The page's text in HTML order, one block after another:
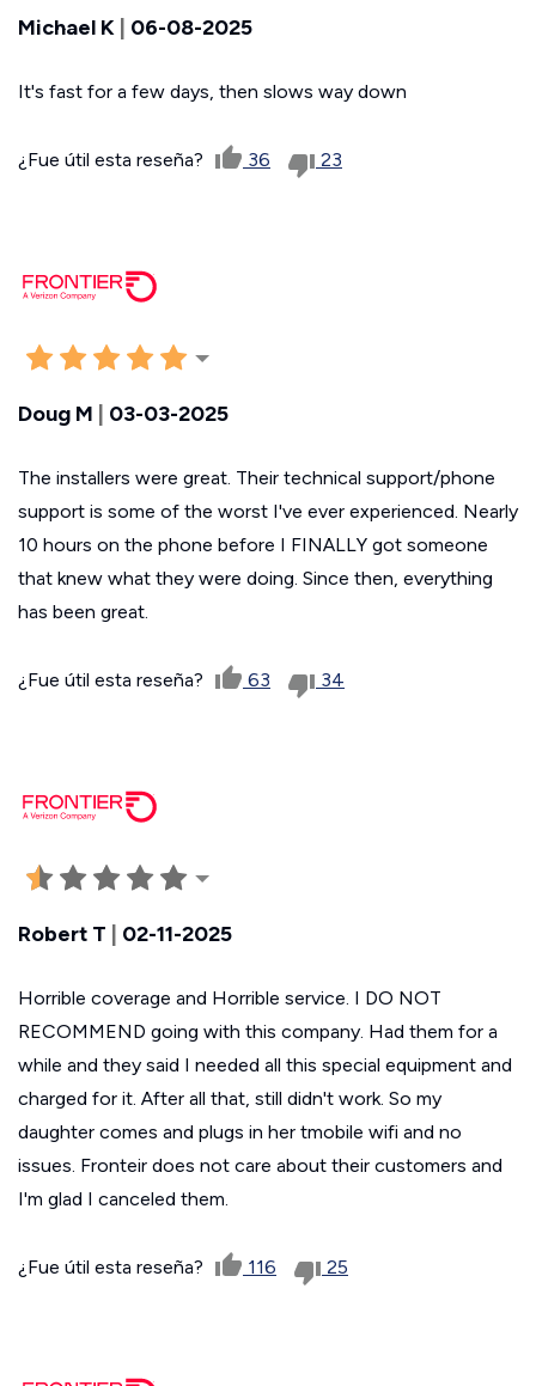
Michael K 06-08-2025
It's fast for a few days, then slows way down
¿Fue útil esta reseña? 36 23
Doug M 03-03-2025
The installers were great. Their technical support/phone
support is some of the worst I've ever experienced. Nearly
10 hours on the phone before I FINALLY got someone
that knew what they were doing. Since then, everything
has been great.
¿Fue útil esta reseña? 63 34
Robert T 02-11-2025
Horrible coverage and Horrible service. I DO NOT
RECOMMEND going with this company. Had them for a
while and they said I needed all this special equipment and
charged for it. After all that, still didn't work. So my
daughter comes and plugs in her tmobile wifi and no
issues. Fronteir does not care about their customers and
I'm glad I canceled them.
¿Fue útil esta reseña? 116 25